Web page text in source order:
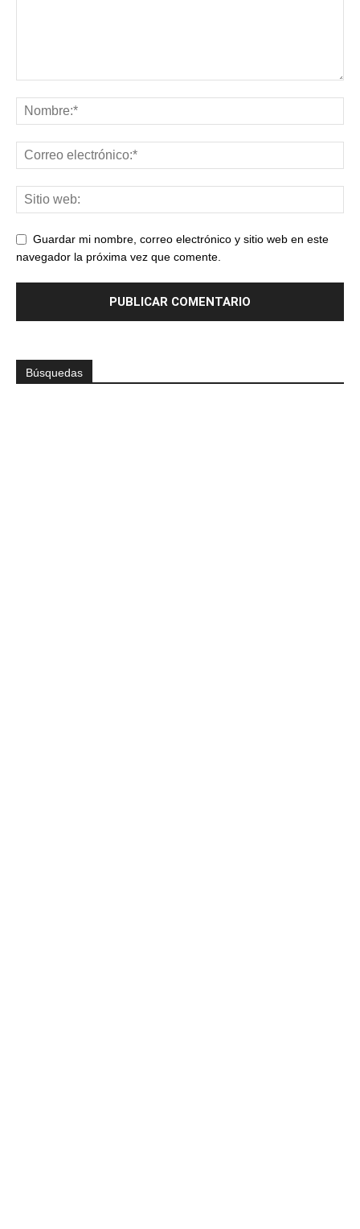
Guardar mi nombre, correo electrónico y sitio web en este
navegador la próxima vez que comente.
Búsquedas